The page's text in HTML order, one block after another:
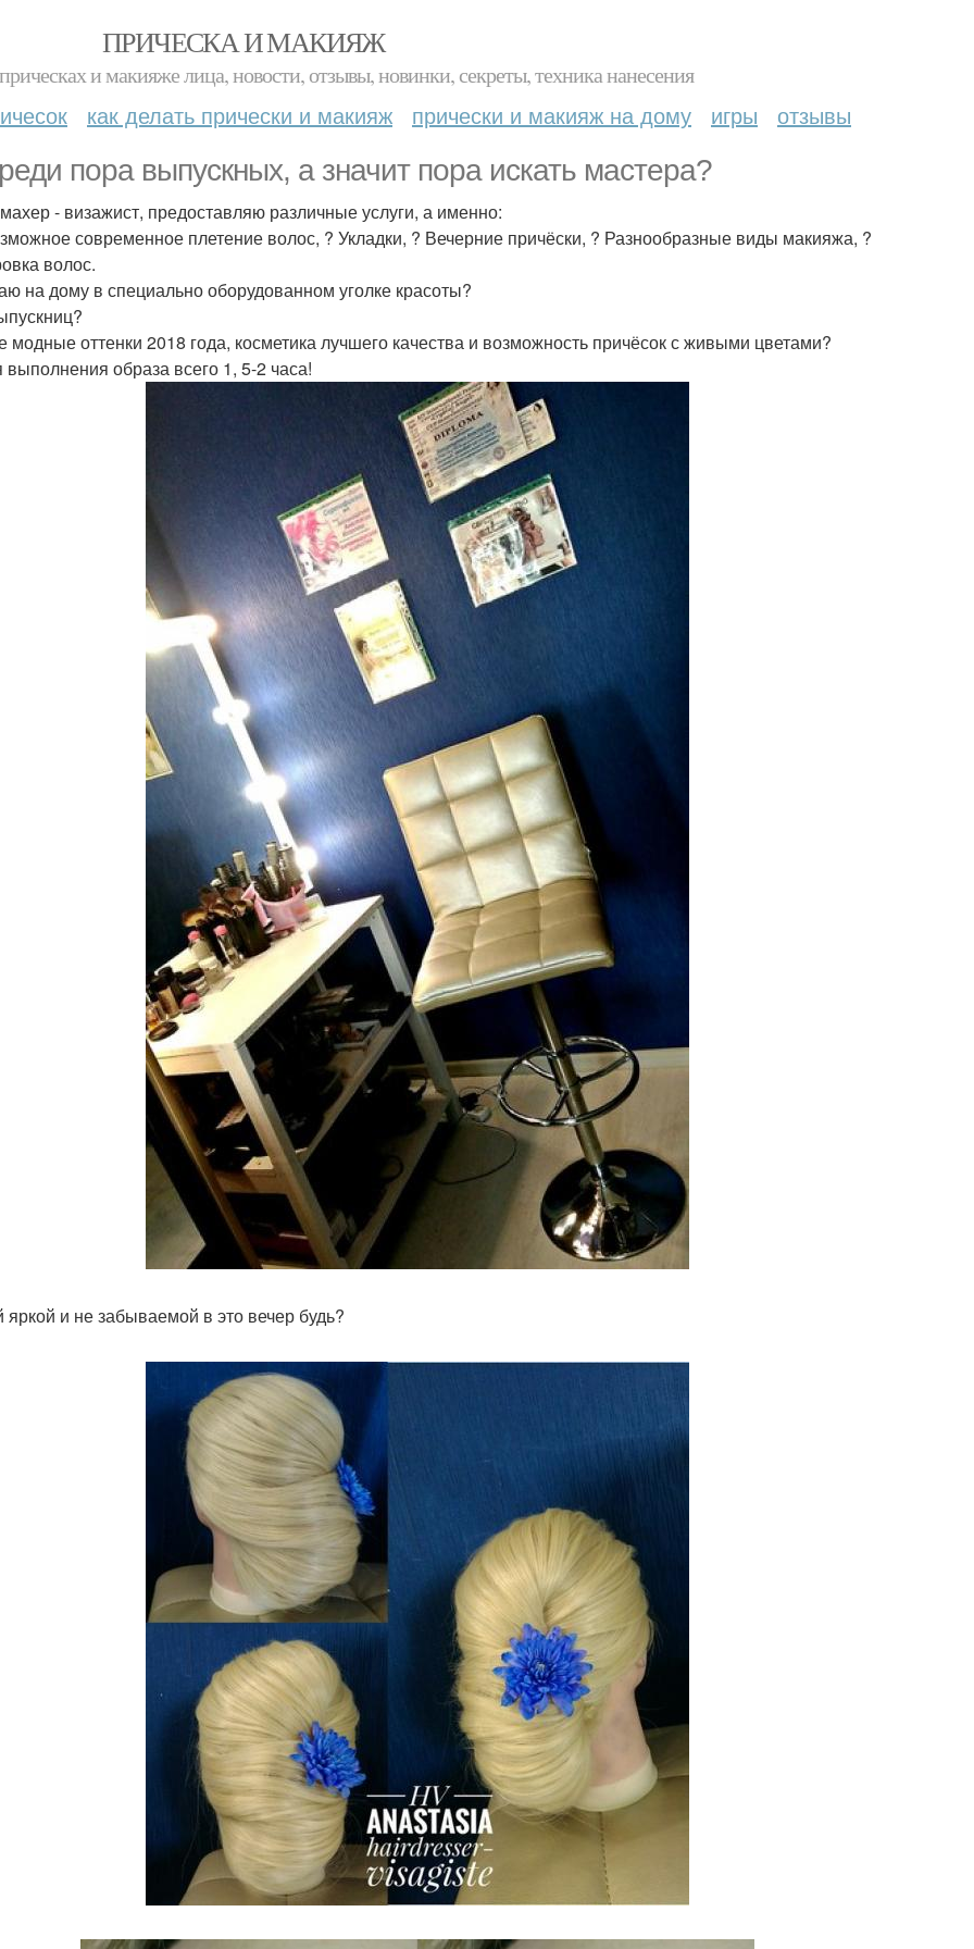
ПРИЧЕСКА И МАКИЯЖ
и макияже лица, новости, отзывы, новинки, секреты, техника нанесения
как делать прически и макияж прически и макияж на дому игры отзывы
пора выпускных, а значит пора искать мастера?
- визажист, предоставляю различные услуги, а именно:
современное плетение волос, ? Укладки, ? Вечерние причёски, ? Разнообразные виды макияжа, ?
волос.
на дому в специально оборудованном уголке красоты?
оттенки 2018 года, косметика лучшего качества и возможность причёсок с живыми цветами?
образа всего 1, 5-2 часа!
и не забываемой в это вечер будь?